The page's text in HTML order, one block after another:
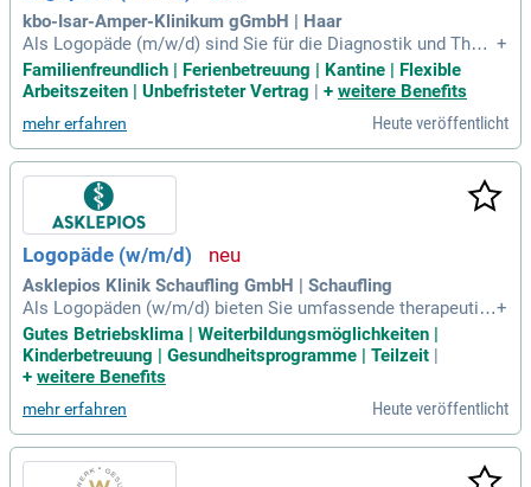
kbo-Isar-Amper-Klinikum gGmbH | Haar
Als Logopäde (m/w/d) sind Sie für die Diagnostik und Thera
pie von Dysphagien, Sprach- und Sprechstörungen verantwo
rtlich. Sie behandeln ein breites Patientenspektrum und führ
en klinische sowie instrumentelle Befundungen durch. Ihre
Aufgaben umfassen die selbstständige Planung und Durchfü
hrung von Einzel- und Gruppentherapien sowie deren Dokum
entation. Zudem beraten Sie Angehörige und koordinieren di
e Versorgung mit Sprachcomputern. Die interdisziplinäre Zu
sammenarbeit in Teamsitzungen und Fallbesprechungen ist
ein wesentlicher Bestandteil Ihres Arbeitsalltags. Durch Ihre
aktive Beteiligung an der Weiterentwicklung der Abteilung le
isten Sie einen wichtigen Beitrag zur Qualitätssicherung in d
er Logopädie.
+
Familienfreundlich | Ferienbetreuung | Kantine | Flexible
Arbeitszeiten | Unbefristeter Vertrag | + weitere Benefits
mehr erfahren Heute veröffentlicht
Logopäde (w/m/d)
Asklepios Klinik Schaufling GmbH | Schaufling
Als Logopäden (w/m/d) bieten Sie umfassende therapeutis
che Versorgung für Rehabilitanden mit Aphasie, Dysarthrie,
Dysphagie und Gesichtslähmung. Sie unterstützen bei flexib
len Nasenendoskopien (FEES) und erstellen wichtige Aufna
rtise wird durch eine abgeschlossene Berufsausbildung ode
r akademische Qualifikation ergänzt. Diagnostische Erfahru
ngen und Kenntnisse im Umgang mit Trachealkanülen sind
wünschenswert. Wir bieten Ihnen einen inspirierenden Arbei
+
Gutes Betriebsklima | Weiterbildungsmöglichkeiten |
Kinderbetreuung | Gesundheitsprogramme | Teilzeit
+ weitere Benefits
mehr erfahren Heute veröffentlicht